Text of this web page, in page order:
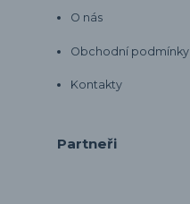
O nás
Obchodní podmínky
Kontakty
Partneři